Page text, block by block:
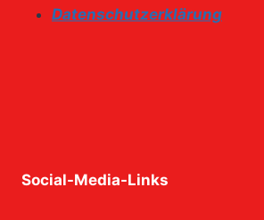
Datenschutzerklärung
Social-Media-Links